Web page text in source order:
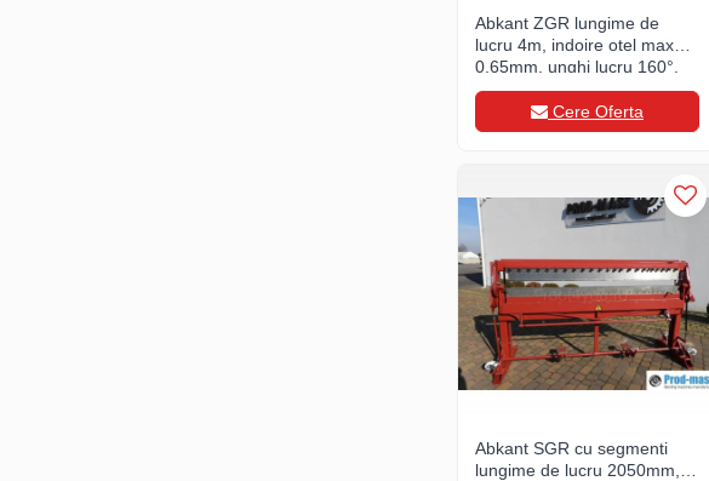
Abkant ZGR lungime de
lucru 4m, indoire otel max
0.65mm, unghi lucru 160°,
850kg.
Cere Oferta
Abkant SGR cu segmenti
lungime de lucru 2050mm,